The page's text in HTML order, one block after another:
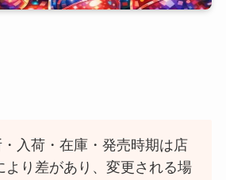
入荷・在庫・発売時期は店
より差があり、変更される場